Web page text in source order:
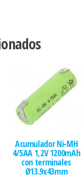
Acumulador Ni-MH
4/5AA 1,2V 1200mAh
con terminales
Ø13.9x43mm